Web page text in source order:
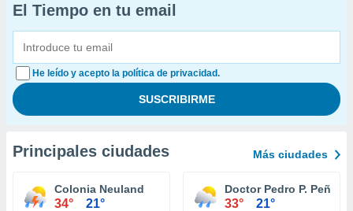
El Tiempo en tu email
He leído y acepto la política de privacidad.
Principales ciudades Más ciudades
Colonia Neuland
34° 21°
Doctor Pedro P. Peña
33° 21°